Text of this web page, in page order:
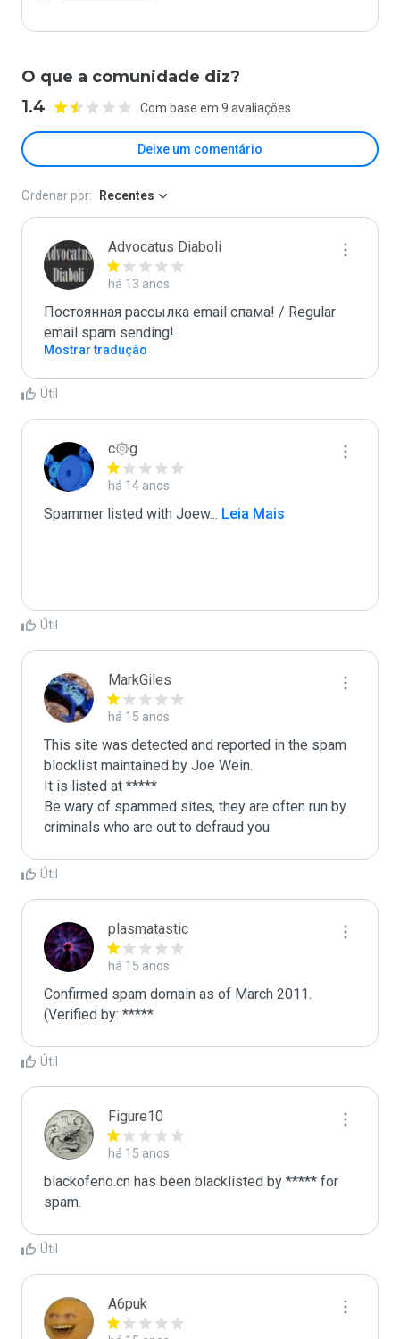
O que a comunidade diz?
1.4 Com base em 9 avaliações
Deixe um comentário
Ordenar por: Recentes
Advocatus Diaboli
há 13 anos
Постоянная рассылка email спама! / Regular
email spam sending!
Mostrar tradução
Útil
c۞g
há 14 anos
Spammer listed with Joew... Leia Mais
Útil
MarkGiles
há 15 anos
This site was detected and reported in the spam
blocklist maintained by Joe Wein.
It is listed at *****
Be wary of spammed sites, they are often run by
criminals who are out to defraud you.
Útil
plasmatastic
há 15 anos
Confirmed spam domain as of March 2011.
(Verified by: *****
Útil
Figure10
há 15 anos
blackofeno.cn has been blacklisted by ***** for
spam.
Útil
A6puk